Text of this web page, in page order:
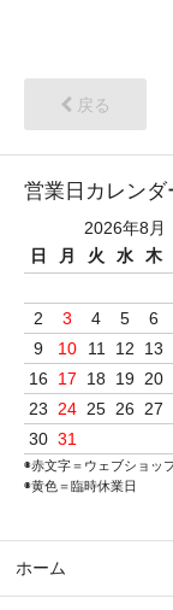
戻る
営業日カレンダ
2026年8月
日
月 火 水 木
2
3 4 5 6
9
10 11 12 13
16
17 18 19 20
23 24 25 26 27
30 31
◉赤文字＝ウェブショッ
◉黄色＝臨時休業日
ホーム